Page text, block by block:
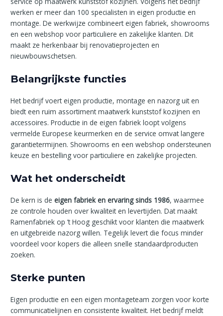
werken er meer dan 100 specialisten in eigen productie en
montage. De werkwijze combineert eigen fabriek, showrooms
en een webshop voor particuliere en zakelijke klanten. Dit
maakt ze herkenbaar bij renovatieprojecten en
nieuwbouwschetsen.
Belangrijkste functies
Het bedrijf voert eigen productie, montage en nazorg uit en
biedt een ruim assortiment maatwerk kunststof kozijnen en
accessoires. Productie in de eigen fabriek loopt volgens
vermelde Europese keurmerken en de service omvat langere
garantietermijnen. Showrooms en een webshop ondersteunen
keuze en bestelling voor particuliere en zakelijke projecten.
Wat het onderscheidt
De kern is deeigen fabriek en ervaring sinds 1986, waarmee
ze controle houden over kwaliteit en levertijden. Dat maakt
Ramenfabriek op ’t Hoog geschikt voor klanten die maatwerk
en uitgebreide nazorg willen. Tegelijk levert die focus minder
voordeel voor kopers die alleen snelle standaardproducten
zoeken.
Sterke punten
Eigen productie en een eigen montageteam zorgen voor korte
communicatielijnen en consistente kwaliteit. Het bedrijf meldt